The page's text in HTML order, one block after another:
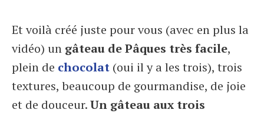
Et voilà créé juste pour vous (avec en plus la
vidéo) un gâteau de Pâques très facile,
plein de chocolat (oui il y a les trois), trois
textures, beaucoup de gourmandise, de joie
et de douceur.Un gâteau aux trois